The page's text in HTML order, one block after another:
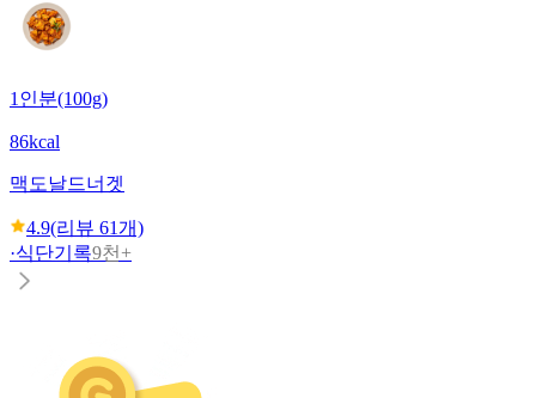
1인분(100g)
86kcal
맥도날드너겟
4.9(리뷰 61개)
·식단기록9천+